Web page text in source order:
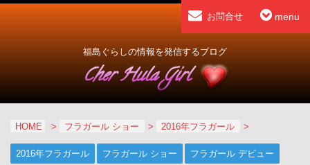
menu
お問合せ
福島ぐらしの情報を発信するブログ
HOME > フラガール ショー > 2016年フラガール >
2016年フラガール フラガール ショー フラガール デビュー